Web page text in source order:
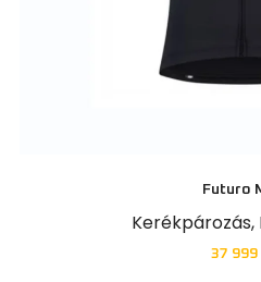
Futuro
Kerékpározás,
37 999